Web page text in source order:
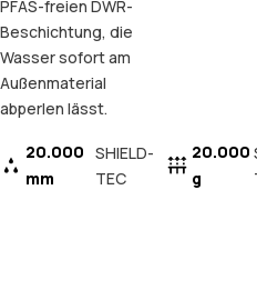
PFAS-freien DWR-
Beschichtung, die
Wasser sofort am
Außenmaterial
abperlen lässt.
20.000
mm
SHIELD-
TEC
20.000
g